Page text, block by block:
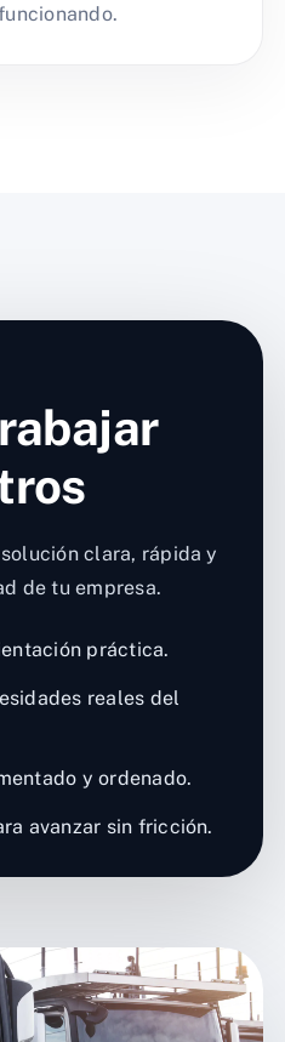
clara, rápida y
de tu empresa.
práctica.
reales del
y ordenado.
avanzar sin fricción.